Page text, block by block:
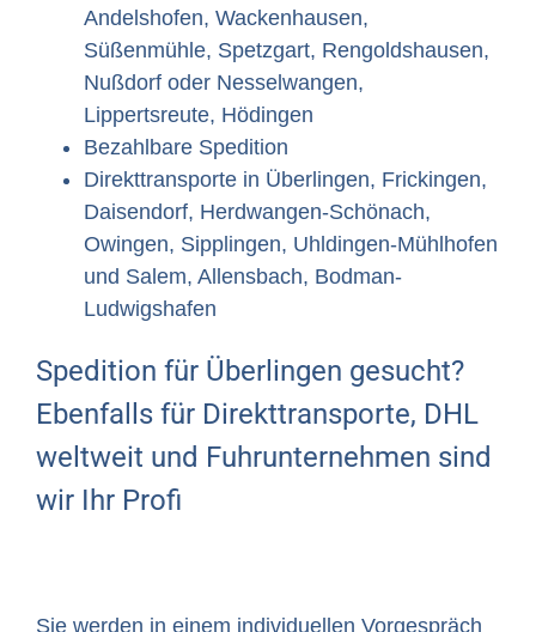
Andelshofen, Wackenhausen,
Süßenmühle, Spetzgart, Rengoldshausen,
Nußdorf oder Nesselwangen,
Lippertsreute, Hödingen
Bezahlbare Spedition
Direkttransporte in Überlingen, Frickingen,
Daisendorf, Herdwangen-Schönach,
Owingen, Sipplingen, Uhldingen-Mühlhofen
und Salem, Allensbach, Bodman-
Ludwigshafen
Spedition für Überlingen gesucht?
Ebenfalls für Direkttransporte, DHL
weltweit und Fuhrunternehmen sind
wir Ihr Profi
Sie werden in einem individuellen Vorgespräch